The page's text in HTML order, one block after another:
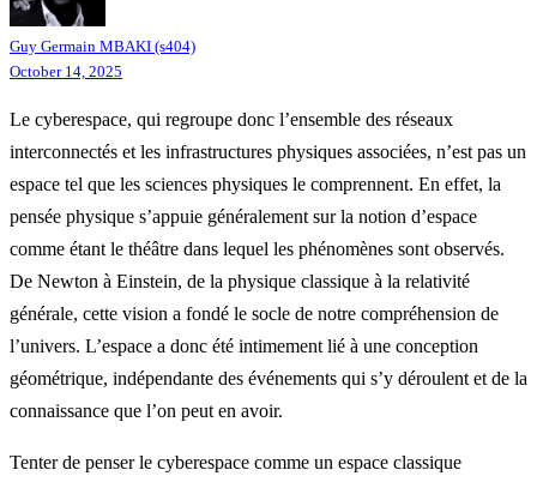
Guy Germain MBAKI (s404)
October 14, 2025
Le cyberespace, qui regroupe donc l’ensemble des réseaux
interconnectés et les infrastructures physiques associées, n’est pas un
espace tel que les sciences physiques le comprennent. En effet, la
pensée physique s’appuie généralement sur la notion d’espace
comme étant le théâtre dans lequel les phénomènes sont observés.
De Newton à Einstein, de la physique classique à la relativité
générale, cette vision a fondé le socle de notre compréhension de
l’univers. L’espace a donc été intimement lié à une conception
géométrique, indépendante des événements qui s’y déroulent et de la
connaissance que l’on peut en avoir.
Tenter de penser le cyberespace comme un espace classique